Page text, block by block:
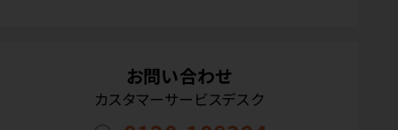
お問い合わせ
カスタマーサービスデスク